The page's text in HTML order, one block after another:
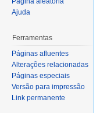
Ajuda
Ferramentas
Páginas afluentes
Alterações relacionadas
Páginas especiais
Versão para impressão
Link permanente